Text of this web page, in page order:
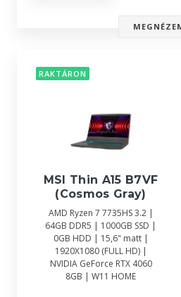
RAKTÁRON
MSI Thin A15 B7VF
(Cosmos Gray)
AMD Ryzen 7 7735HS 3.2 |
64GB DDR5 | 1000GB SSD |
0GB HDD | 15,6" matt |
1920X1080 (FULL HD) |
NVIDIA GeForce RTX 4060
8GB | W11 HOME